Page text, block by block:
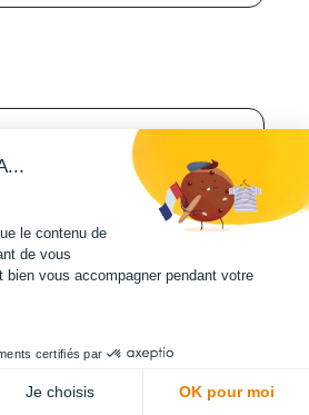
le contenu de
de vous
bien vous accompagner pendant votre
certifiés par
Je choisis OK pour moi